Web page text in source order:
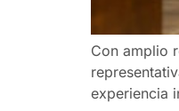
Con amplio
experiencia